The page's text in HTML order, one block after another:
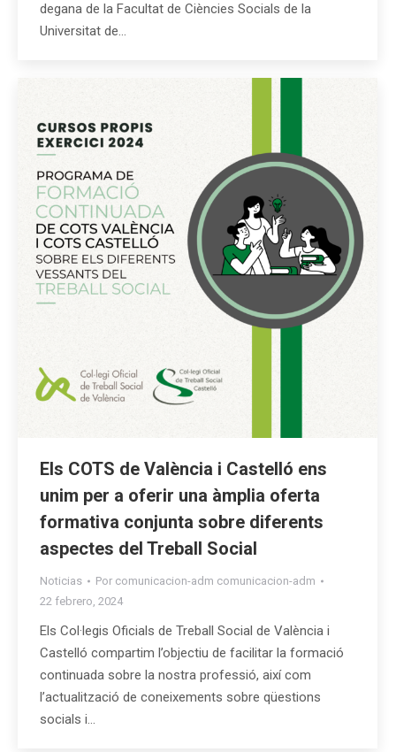
degana de la Facultat de Ciències Socials de la
Universitat de…
Els COTS de València i Castelló ens
unim per a oferir una àmplia oferta
formativa conjunta sobre diferents
aspectes del Treball Social
Noticias Por comunicacion-adm comunicacion-adm
22 febrero, 2024
Els Col·legis Oficials de Treball Social de València i
Castelló compartim l’objectiu de facilitar la formació
continuada sobre la nostra professió, així com
l’actualització de coneixements sobre qüestions
socials i…